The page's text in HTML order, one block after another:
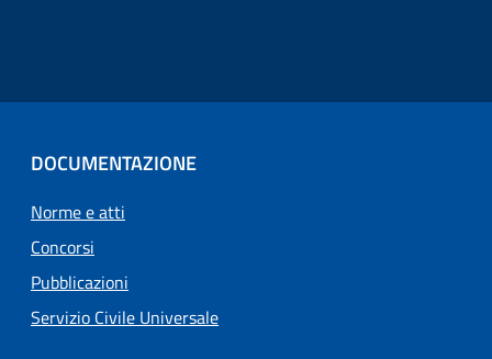
DOCUMENTAZIONE
Norme e atti
Concorsi
Pubblicazioni
Servizio Civile Universale